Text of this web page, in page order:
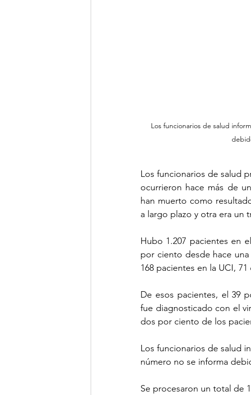
Los funcionarios de salud
Los funcionarios de salud
ocurrieron hace más de
han muerto como
a largo plazo y otra era un
Hubo 1.207 pacientes en
por ciento desde hace
168 pacientes en la UCI,
De esos pacientes, el 39
fue diagnosticado con el
dos por ciento de los
Los funcionarios de salud
número no se informa
Se procesaron un total de